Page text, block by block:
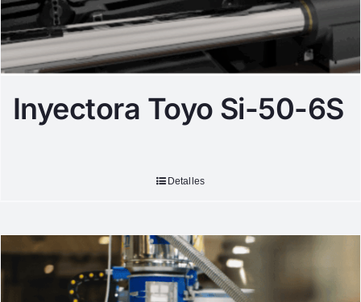
Inyectora Toyo Si-50-6S
Detalles